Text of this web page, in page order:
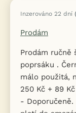
Inzerováno 22 dní
Prodám
Prodám ručně
poprsáku .
málo použitá,
250 Kč + 89
-